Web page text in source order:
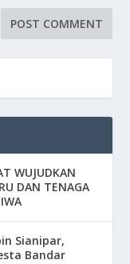
WUJUDKAN
DAN TENAGA
Sianipar,
Bandar